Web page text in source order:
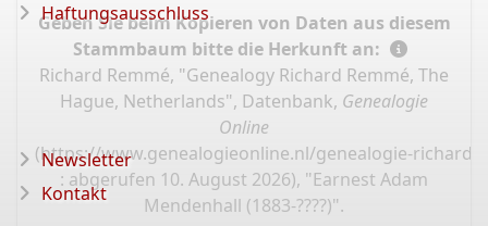
Geben Sie beim Kopieren von Daten aus diesem
Stammbaum bitte die Herkunft an:
Richard Remmé, "Genealogy Richard Remmé, The
Hague, Netherlands", Datenbank, Genealogie
Online
(https://www.genealogieonline.nl/genealogie-richard-
: abgerufen 10. August 2026), "Earnest Adam
Mendenhall (1883-????)".
Haftungsausschluss
Newsletter
Kontakt